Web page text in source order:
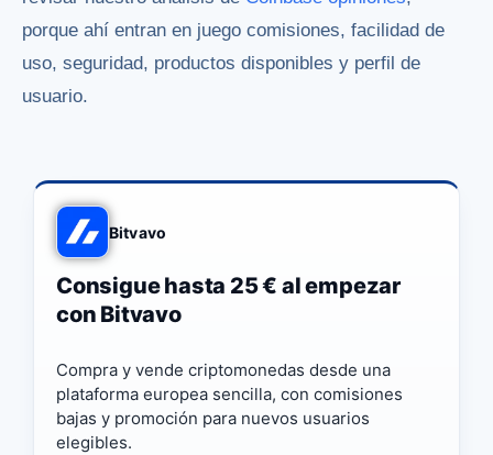
porque ahí entran en juego comisiones, facilidad de
uso, seguridad, productos disponibles y perfil de
usuario.
Bitvavo
Consigue hasta 25 € al empezar
con Bitvavo
Compra y vende criptomonedas desde una
plataforma europea sencilla, con comisiones
bajas y promoción para nuevos usuarios
elegibles.